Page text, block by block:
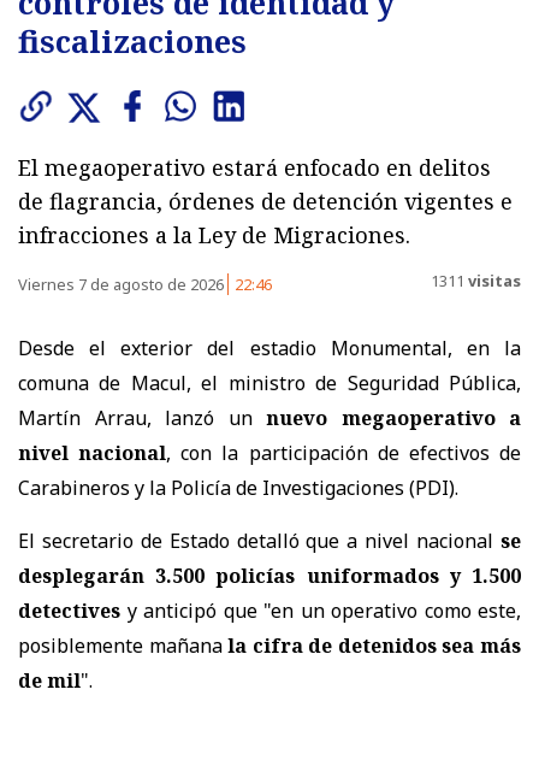
fiscalizaciones
El megaoperativo estará enfocado en delitos
de flagrancia, órdenes de detención vigentes e
infracciones a la Ley de Migraciones.
Viernes 7 de agosto de 2026 22:46 1311 visitas
Desde el exterior del estadio Monumental, en la
comuna de Macul, el ministro de Seguridad Pública,
Martín Arrau, lanzó un nuevo megaoperativo a
nivel nacional, con la participación de efectivos de
Carabineros y la Policía de Investigaciones (PDI).
El secretario de Estado detalló que a nivel nacional se
desplegarán 3.500 policías uniformados y 1.500
detectives y anticipó que "en un operativo como este,
posiblemente mañanala cifra de detenidos sea más
de mil".